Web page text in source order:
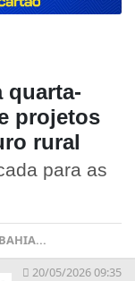
quarta-
projetos
rural
para as
20/05/2026 09:35